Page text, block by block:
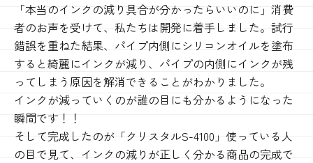
「本当のインクの減り具合が分かったらいいのに」消費
者のお声を受けて、私たちは開発に着手しました。試行
錯誤を重ねた結果、パイプ内側にシリコンオイルを塗布
すると綺麗にインクが減り、パイプの内側にインクが残
ってしまう原因を解消できることがわかりました。
インクが減っていくのが誰の目にも分かるようになった
瞬間です！！
そして完成したのが「クリスタルS-4100」使っている人
の目で見て、インクの減りが正しく分かる商品の完成で